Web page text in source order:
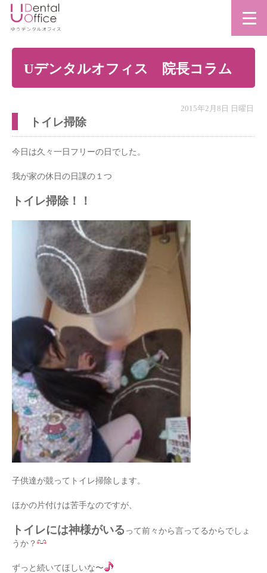
Uデンタルオフィス 院長コラム
2015年2月8日 日曜日
トイレ掃除
今日は久々一日フリーの日でした。
我が家の休日の日課の１つ
トイレ掃除！！
子供達が競ってトイレ掃除します。
ほかの片付けは苦手なのですが、
トイレには神様がいるって前々から言ってるからでしょ
うか？
ずっと続いてほしいな〜